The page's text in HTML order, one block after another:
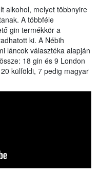
alkohol, melyet többnyire
A többféle
gin termékkör a
ki. A Nébih
láncok választéka alapján
18 gin és 9 London
külföldi, 7 pedig magyar